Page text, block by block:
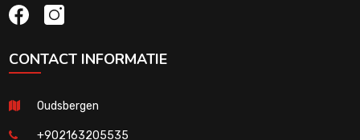
CONTACT INFORMATIE
Oudsbergen
+902163205535